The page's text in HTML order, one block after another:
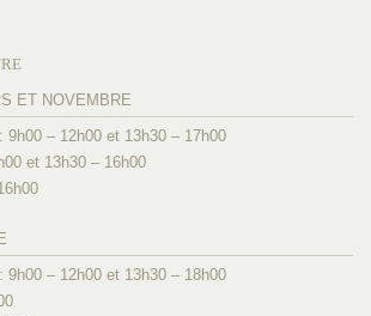
ET NOVEMBRE
9h00 – 12h00 et 13h30 – 17h00
et 13h30 – 16h00
9h00 – 12h00 et 13h30 – 18h00